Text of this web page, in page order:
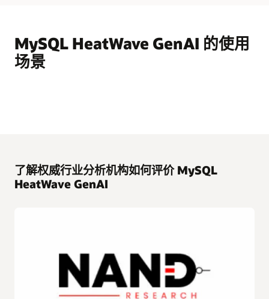
MySQL HeatWave GenAI 的使用
场景
了解权威行业分析机构如何评价 MySQL
HeatWave GenAI